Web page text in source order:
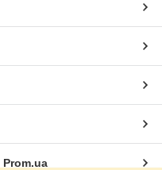
Prom.ua